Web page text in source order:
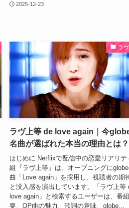
2025-12-23
ラ
ラヴ上等 de love again｜今
名曲が選ばれた本当の理由とは？
はじめに Netflixで配信中の恋愛リアリテ
組『ラヴ上等』は、オープニングにglobe
曲「Love again」を採用し、視聴者の期
と没入感を演出しています。「ラヴ上等
love again」と検索するユーザーは、番
要、OP曲の魅力、歌詞の意味、globe...